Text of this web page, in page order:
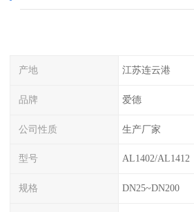
产地 江苏连云港
品牌 爱德
公司性质 生产厂家
型号 AL1402/AL1412
规格 DN25~DN200